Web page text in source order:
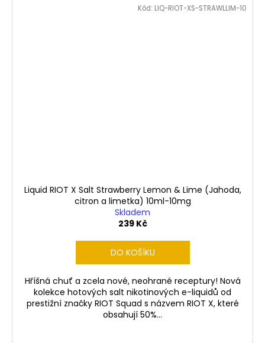
Liquid RIOT X Salt Strawberry Lemon & Lime (Jahoda,
citron a limetka) 10ml-10mg
Skladem
239 Kč
DO KOŠÍKU
Hříšná chuť a zcela nové, neohrané receptury! Nová
kolekce hotových salt nikotinových e-liquidů od
prestižní značky RIOT Squad s názvem RIOT X, které
obsahují 50%...
Kód: LIQ-RIOT-XS-STRAWLLIM-10